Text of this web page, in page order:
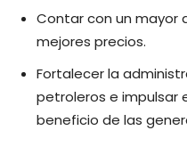
Contar con un mayor
mejores precios.
Fortalecer la
petroleros e impulsar
beneficio de las